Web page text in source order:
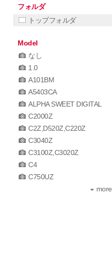
フォルダ
トップフォルダ
Model
なし
1.0
A101BM
A5403CA
ALPHA SWEET DIGITAL
C2000Z
C2Z,D520Z,C220Z
C3040Z
C3100Z,C3020Z
C4
C750UZ
more